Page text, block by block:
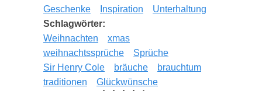
Geschenke
Inspiration
Unterhaltung
Schlagwörter:
Weihnachten
xmas
weihnachtssprüche
Sprüche
Sir Henry Cole
bräuche
brauchtum
traditionen
Glückwünsche